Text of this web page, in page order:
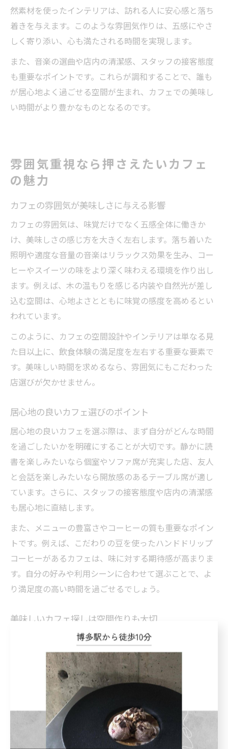
然素材を使ったインテリアは、訪れる人に安心感と落ち
着きを与えます。このような雰囲気作りは、五感にやさ
しく寄り添い、心も満たされる時間を実現します。
また、音楽の選曲や店内の清潔感、スタッフの接客態度
も重要なポイントです。これらが調和することで、誰も
が居心地よく過ごせる空間が生まれ、カフェでの美味し
い時間がより豊かなものとなるのです。
雰囲気重視なら押さえたいカフェ
の魅力
カフェの雰囲気が美味しさに与える影響
カフェの雰囲気は、味覚だけでなく五感全体に働きか
け、美味しさの感じ方を大きく左右します。落ち着いた
照明や適度な音量の音楽はリラックス効果を生み、コー
ヒーやスイーツの味をより深く味わえる環境を作り出し
ます。例えば、木の温もりを感じる内装や自然光が差し
込む空間は、心地よさとともに味覚の感度を高めるとい
われています。
このように、カフェの空間設計やインテリアは単なる見
た目以上に、飲食体験の満足度を左右する重要な要素で
す。美味しい時間を求めるなら、雰囲気にもこだわった
店選びが欠かせません。
居心地の良いカフェ選びのポイント
居心地の良いカフェを選ぶ際は、まず自分がどんな時間
を過ごしたいかを明確にすることが大切です。静かに読
書を楽しみたいなら個室やソファ席が充実した店、友人
と会話を楽しみたいなら開放感のあるテーブル席が適し
ています。さらに、スタッフの接客態度や店内の清潔感
も居心地に直結します。
また、メニューの豊富さやコーヒーの質も重要なポイン
トです。例えば、こだわりの豆を使ったハンドドリップ
コーヒーがあるカフェは、味に対する期待感が高まりま
す。自分の好みや利用シーンに合わせて選ぶことで、よ
り満足度の高い時間を過ごせるでしょう。
美味しいカフェ探しは空間作りも大切
美味しいカフェを探す際には、味だけでなく空間作りの
工夫にも注目しましょう。たとえば、香りの演出や音響
設計が計算された店は、飲食時の五感を刺激し、味覚を
引き立てます。香り高いコーヒーの香りが漂う空間は、
味わいの期待感を高める効果もあります。
さらに、座席の配置や照明の明るさ、インテリアの統一
感も空間の心地よさに寄与します。これらの要素が調和